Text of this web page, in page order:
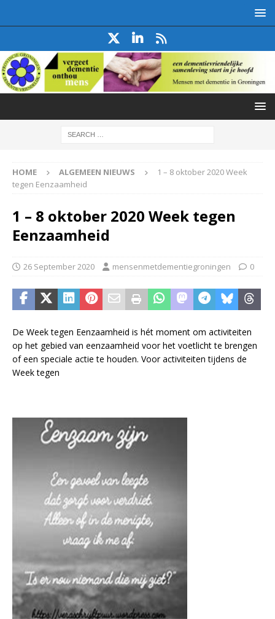
HOME ALGEMEEN NIEUWS
1 – 8 oktober 2020 Week
tegen Eenzaamheid
1 – 8 oktober 2020 Week tegen
Eenzaamheid
26 September 2020 mensenmetdementiegroningen 0
De Week tegen Eenzaamheid is hét moment om activiteiten
op het gebied van eenzaamheid voor het voetlicht te brengen
of een speciale actie te houden. Voor activiteiten tijdens de
Week tegen